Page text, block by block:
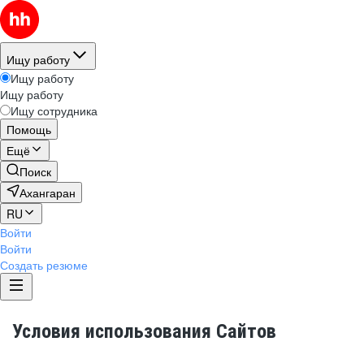
Ищу работу
Ищу работу
Ищу работу
Ищу сотрудника
Помощь
Ещё
Поиск
Ахангаран
RU
Войти
Войти
Создать резюме
Условия использования Сайтов